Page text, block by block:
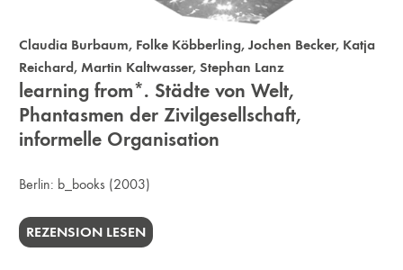
Claudia Burbaum, Folke Köbberling,Jochen Becker, Katja
Reichard, Martin Kaltwasser,Stephan Lanz
learning from*. Städte von Welt,
Phantasmen der Zivilgesellschaft,
informelle Organisation
Berlin: b_books (2003)
REZENSION LESEN